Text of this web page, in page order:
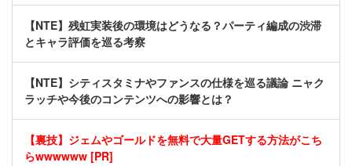
【NTE】残虹実装後の環境はどうなる？パーティ編成の渋滞
とキャラ評価を巡る考察
【NTE】シティスタミナやファンスの仕様を巡る議論 ニャク
ラッチや今後のコンテンツへの影響とは？
【裏技】ジェムやゴールドを無料で大量GETする方法がこち
らwwwwww [PR]